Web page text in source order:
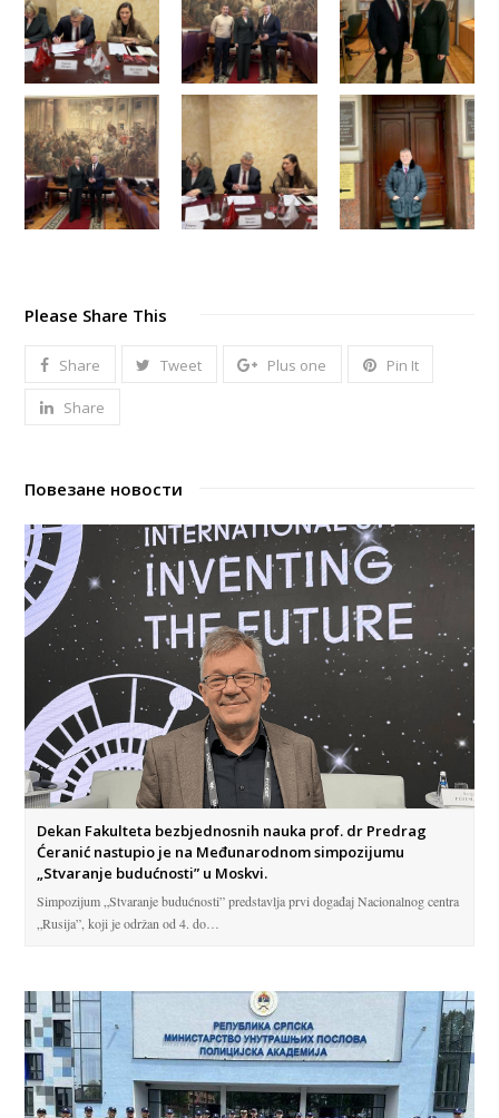
Please Share This
Share Tweet Plus one Pin It
Share
Повезане новости
Dekan Fakulteta bezbjednosnih nauka prof. dr Predrag
Ćeranić nastupio je na Međunarodnom simpozijumu
„Stvaranje budućnosti” u Moskvi.
Simpozijum „Stvaranje budućnosti” predstavlja prvi događaj Nacionalnog centra
„Rusija”, koji je održan od 4. do…